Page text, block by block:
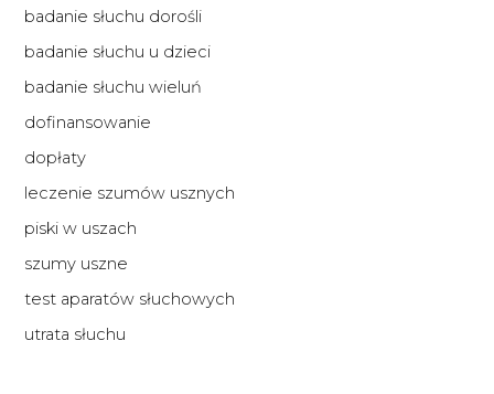
badanie słuchu dorośli
badanie słuchu u dzieci
badanie słuchu wieluń
dofinansowanie
dopłaty
leczenie szumów usznych
piski w uszach
szumy uszne
test aparatów słuchowych
utrata słuchu